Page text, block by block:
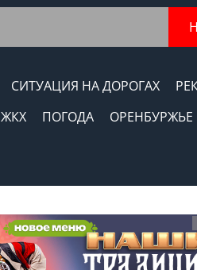
СИТУАЦИЯ НА ДОРОГАХ
ЖКХ ПОГОДА ОРЕНБУРЖЬЕ